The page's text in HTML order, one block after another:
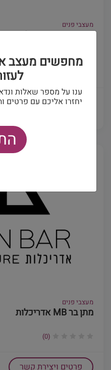
מעצבי פנים
אוהד אורן סטודיו
פרטים ויצירת קשר
מעצבי פנים
מתן בר MB אדריכלות
(0)
פרטים ויצירת קשר
מחפשים מעצב
ענו על מספר שאלות
יחזרו אליכם עם פרטים